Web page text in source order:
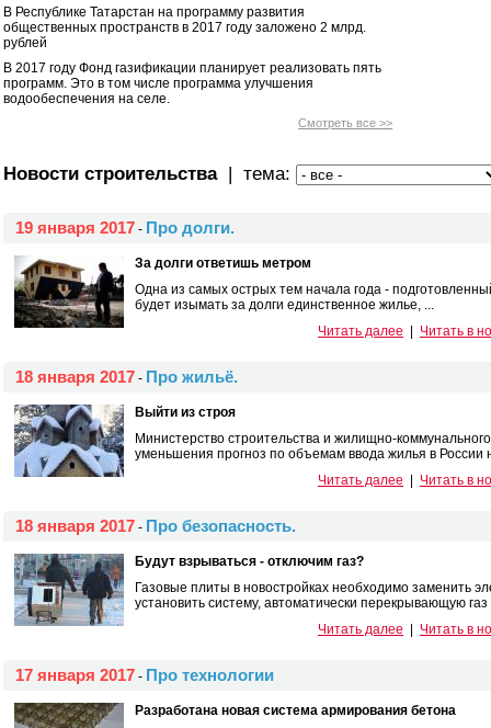
В Республике Татарстан на программу развития
общественных пространств в 2017 году заложено 2 млрд.
рублей
В 2017 году Фонд газификации планирует реализовать пять
программ. Это в том числе программа улучшения
водообеспечения на селе.
Смотреть все >>
Новости строительства | тема:
19 января 2017 - Про долги.
За долги ответишь метром
Одна из самых острых тем начала года -
будет изымать за долги единственное жилье, ...
Читать далее
Читать в
18 января 2017 - Про жильё.
Выйти из строя
Министерство строительства и жилищно-
уменьшения прогноз по объемам ввода жилья в России
Читать далее
Читать в
18 января 2017 - Про безопасность.
Будут взрываться - отключим газ?
Газовые плиты в новостройках необходимо заменить
установить систему, автоматически перекрывающую газ
Читать далее
Читать в
17 января 2017 - Про технологии
Разработана новая система армирования бетона